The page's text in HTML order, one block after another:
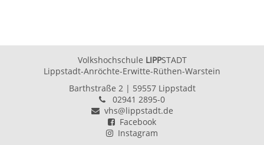
Volkshochschule LIPPSTADT
Lippstadt-Anröchte-Erwitte-Rüthen-Warstein
Barthstraße 2| 59557 Lippstadt
02941 2895-0
vhs@lippstadt.de
Facebook
Instagram